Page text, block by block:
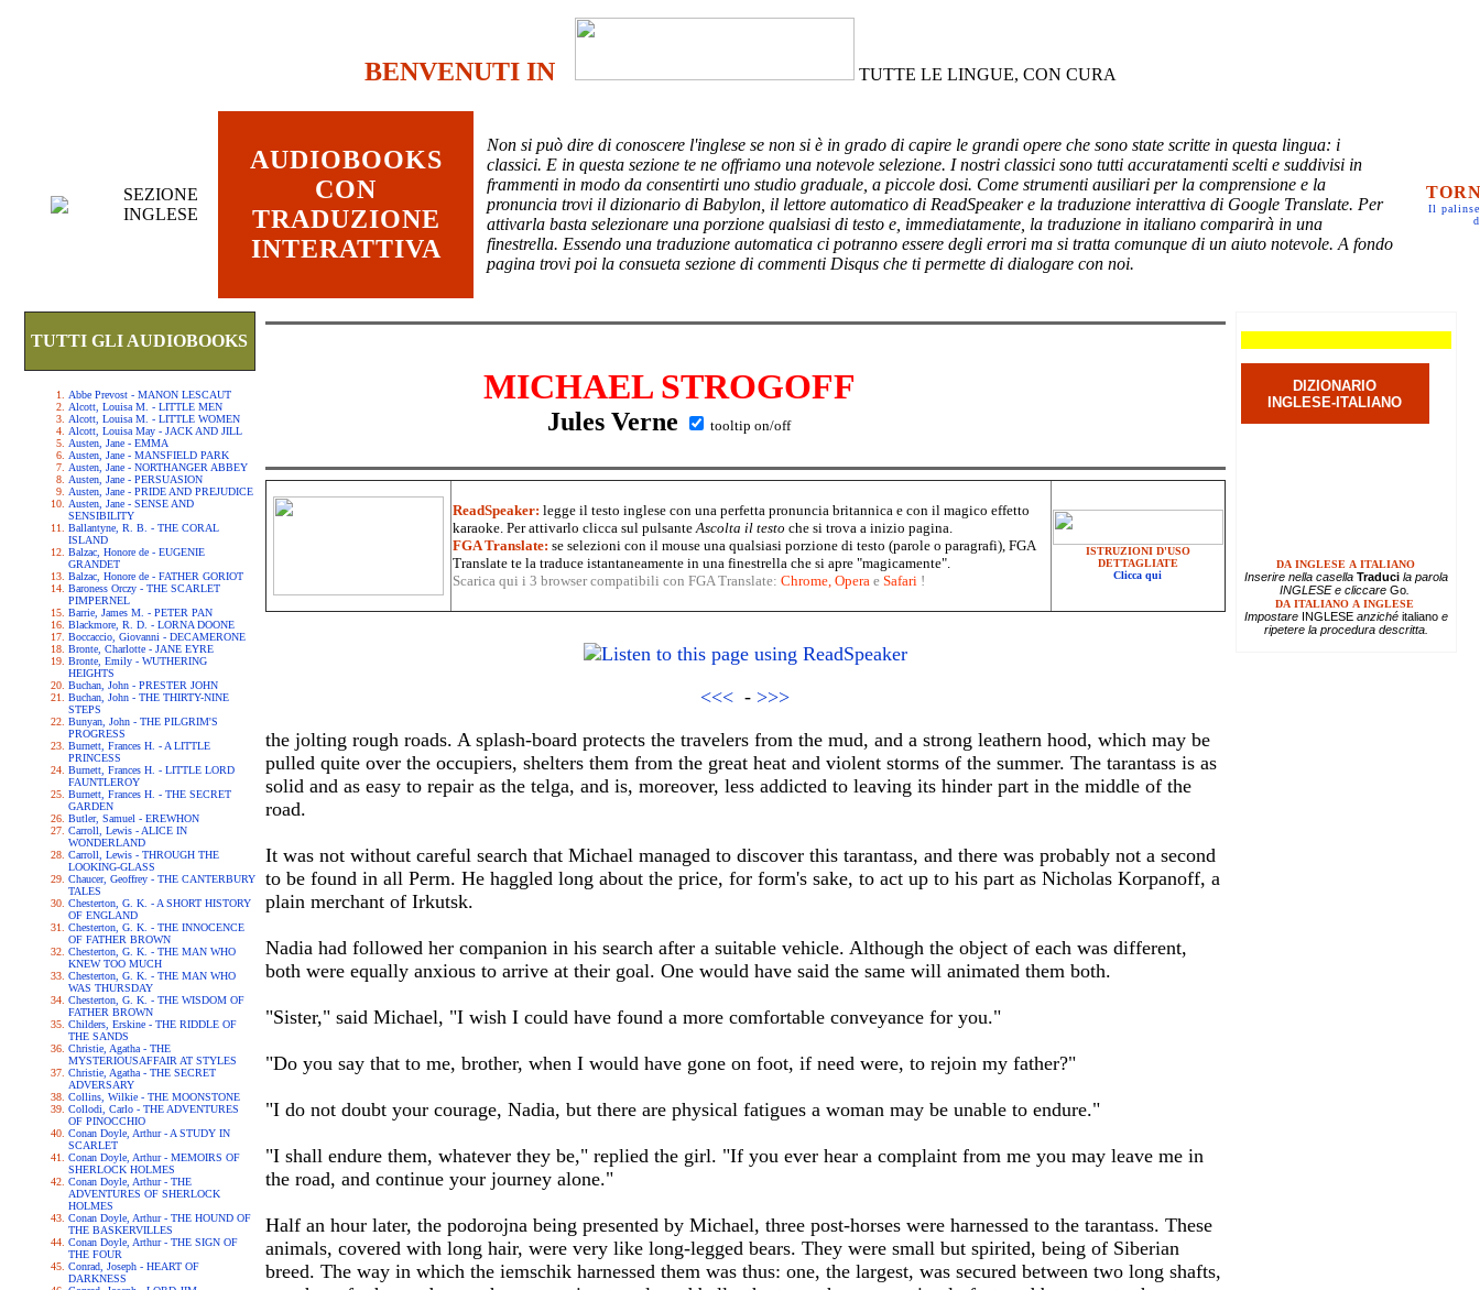
BENVENUTI IN TUTTE LE LINGUE, CON CURA
SEZIONE
INGLESE
AUDIOBOOKS
CON
TRADUZIONE
INTERATTIVA
Non si può dire di conoscere l'inglese se non si è in grado di capire le grandi opere che sono state scritte in questa lingua: i
classici. E in questa sezione te ne offriamo una notevole selezione. I nostri classici sono tutti accuratamenti scelti e suddivisi in
frammenti in modo da consentirti uno studio graduale, a piccole dosi. Come strumenti ausiliari per la comprensione e la
pronuncia trovi il dizionario di Babylon, il lettore automatico di ReadSpeaker e la traduzione interattiva di Google Translate. Per
attivarla basta selezionare una porzione qualsiasi di testo e, immediatamente, la traduzione in italiano comparirà in una
finestrella. Essendo una traduzione automatica ci potranno essere degli errori ma si tratta comunque di un aiuto notevole. A fondo
pagina trovi poi la consueta sezione di commenti Disqus che ti permette di dialogare con noi.
Il
TUTTI GLI AUDIOBOOKS
Abbe Prevost - MANON LESCAUT
Alcott, Louisa M. - LITTLE MEN
Alcott, Louisa M. - LITTLE WOMEN
Alcott, Louisa May - JACK AND JILL
Austen, Jane - EMMA
Austen, Jane - MANSFIELD PARK
Austen, Jane - NORTHANGER ABBEY
Austen, Jane - PERSUASION
Austen, Jane - PRIDE AND PREJUDICE
Austen, Jane - SENSE AND
SENSIBILITY
Ballantyne, R. B. - THE CORAL
ISLAND
Balzac, Honore de - EUGENIE
GRANDET
Balzac, Honore de - FATHER GORIOT
Baroness Orczy - THE SCARLET
PIMPERNEL
Barrie, James M. - PETER PAN
Blackmore, R. D. - LORNA DOONE
Boccaccio, Giovanni - DECAMERONE
Bronte, Charlotte - JANE EYRE
Bronte, Emily - WUTHERING
HEIGHTS
Buchan, John - PRESTER JOHN
Buchan, John - THE THIRTY-NINE
STEPS
Bunyan, John - THE PILGRIM'S
PROGRESS
Burnett, Frances H. - A LITTLE
PRINCESS
Burnett, Frances H. - LITTLE LORD
FAUNTLEROY
Burnett, Frances H. - THE SECRET
GARDEN
Butler, Samuel - EREWHON
Carroll, Lewis - ALICE IN
WONDERLAND
Carroll, Lewis - THROUGH THE
LOOKING-GLASS
Chaucer, Geoffrey - THE CANTERBURY
TALES
Chesterton, G. K. - A SHORT HISTORY
OF ENGLAND
Chesterton, G. K. - THE INNOCENCE
OF FATHER BROWN
Chesterton, G. K. - THE MAN WHO
KNEW TOO MUCH
Chesterton, G. K. - THE MAN WHO
WAS THURSDAY
Chesterton, G. K. - THE WISDOM OF
FATHER BROWN
Childers, Erskine - THE RIDDLE OF
THE SANDS
Christie, Agatha - THE
MYSTERIOUSAFFAIR AT STYLES
Christie, Agatha - THE SECRET
ADVERSARY
Collins, Wilkie - THE MOONSTONE
Collodi, Carlo - THE ADVENTURES
OF PINOCCHIO
Conan Doyle, Arthur - A STUDY IN
SCARLET
Conan Doyle, Arthur - MEMOIRS OF
SHERLOCK HOLMES
Conan Doyle, Arthur - THE
ADVENTURES OF SHERLOCK
HOLMES
Conan Doyle, Arthur - THE HOUND OF
THE BASKERVILLES
Conan Doyle, Arthur - THE SIGN OF
THE FOUR
Conrad, Joseph - HEART OF
DARKNESS
MICHAEL STROGOFF
Jules Verne tooltip on/off
ReadSpeaker: legge il testo inglese con una perfetta pronuncia britannica e con il magico effetto
karaoke. Per attivarlo clicca sul pulsanteAscolta il testo che si trova a inizio pagina.
FGA Translate: se selezioni con il mouse una qualsiasi porzione di testo (parole o paragrafi), FGA
Translate te la traduce istantaneamente in una finestrella che si apre "magicamente".
Scarica qui i 3 browser compatibili con FGA Translate: Chrome, Operae Safari !
ISTRUZIONI D'USO
DETTAGLIATE
Clicca qui
<<< - >>>
the jolting rough roads. A splash-board protects the travelers from the mud, and a strong leathern hood, which may be
pulled quite over the occupiers, shelters them from the great heat and violent storms of the summer. The tarantass is as
solid and as easy to repair as the telga, and is, moreover, less addicted to leaving its hinder part in the middle of the
road.
It was not without careful search that Michael managed to discover this tarantass, and there was probably not a second
to be found in all Perm. He haggled long about the price, for form's sake, to act up to his part as Nicholas Korpanoff, a
plain merchant of Irkutsk.
Nadia had followed her companion in his search after a suitable vehicle. Although the object of each was different,
both were equally anxious to arrive at their goal. One would have said the same will animated them both.
"Sister," said Michael, "I wish I could have found a more comfortable conveyance for you."
"Do you say that to me, brother, when I would have gone on foot, if need were, to rejoin my father?"
"I do not doubt your courage, Nadia, but there are physical fatigues a woman may be unable to endure."
"I shall endure them, whatever they be," replied the girl. "If you ever hear a complaint from me you may leave me in
the road, and continue your journey alone."
Half an hour later, the podorojna being presented by Michael, three post-horses were harnessed to the tarantass. These
animals, covered with long hair, were very like long-legged bears. They were small but spirited, being of Siberian
breed. The way in which the iemschik harnessed them was thus: one, the largest, was secured between two long shafts,
DIZIONARIO
INGLESE-ITALIANO
DA INGLESE A ITALIANO
Inserire nella casella Traducila parola
INGLESE e cliccare Go.
DA ITALIANO A INGLESE
Impostare INGLESEanziché italianoe
ripetere la procedura descritta.